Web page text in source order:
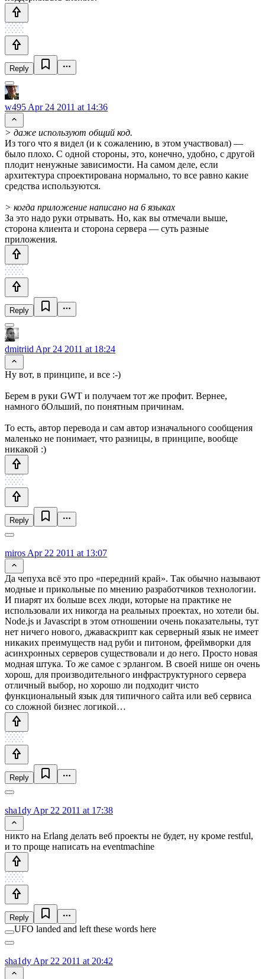
Reply
w495 Apr 24 2011 at 14:36
> даже используют общий код.
Из того что я видел (и к сожалению, в этом участвовал) —
было плохо. С одной стороны, это, конечно, удобно, с другой
плодит ненужные зависимости. На самом деле, если
архитектура спроектирована нормально, то все равно какие
средства используются.
> когда приложение написано на 6 языках
За это надо руки отрывать. Но, как вы отмечали выше,
сторона клиента и сторона сервера — суть разные
приложения.
Reply
dmitriid Apr 24 2011 at 18:24
Ну вот, в принципе, и все :-)
Берем в руки GWT и получаем тот же профит. Вернее,
намного бОльший, по понятным причинам.
То есть, автор перевода и сам автор изначального сообщения
маленько не понимает, что разницы, в принципе, вообще
никакой :)
Reply
miros Apr 22 2011 at 13:07
Да чепуха всё это про «передний край». Так обычно называют
модные и прикольные по мнению разработчиков технологии.
И пиарят их больше всех люди, которые на практике не
использовали их никогда на реальных проектах, но хотели бы.
Node.js и Javascript в этом отношении очень показательны, тут
нет ничего нового, джаваскрипт как серверный язык не имеет
никаких преимуществ над руби и питоном, фреймворки для
асинхронных серверов существовали и до него. Просто новая
модная штука. То же самое с эрлангом. В своей нише он очень
хорош, для производительного инфраструктурного сервера
отличный выбор, но хорошо ли подходит чисто
функциональный язык для типичного сайта или веб сервиса
со сложной бизнес логикой…
Reply
sha1dy Apr 22 2011 at 17:38
никто на Erlang делать веб проекты не будет, ну кроме restful,
и то проще написать на eventmachine
Reply
UFO landed and left these words here
sha1dy Apr 22 2011 at 20:42